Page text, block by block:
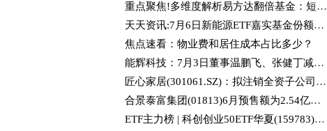
重点聚焦!多维度解析易方达翻倍基金：短期业绩锐度与长期体系能力共振
天天资讯:7月6日新能源ETF嘉实基金份额增加1500万份，重仓股宁德时代、阳光电源、特变电工
焦点速看：物业费和居住成本占比多少？
能辉科技：7月3日董事温鹏飞、张健丁减持股份合计25.19万股
匠心家居(301061.SZ)：拟注销全资子公司及全资孙公司 聚看点
合景泰富集团(01813)6月预售额为2.54亿元 同比减少61.1%_微资讯
ETF主力榜 | 科创创业50ETF华夏(159783)主力资金净流入9108.17万元，居可比基金第一-20260706-今日热闻